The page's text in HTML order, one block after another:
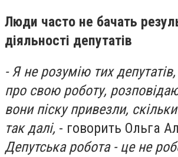
Люди часто не бачать
діяльності депутатів
- Я не розумію тих
про свою роботу,
вони піску привезли,
так далі, - говорить Ольга
Депутська робота - це не